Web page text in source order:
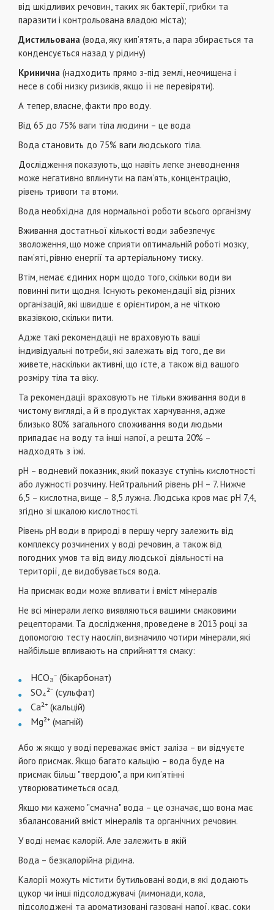
від шкідливих речовин, таких як бактерії, грибки та
паразити і контрольована владою міста);
Дистильована (вода, яку кип’ятять, а пара збирається та
конденсується назад у рідину)
Кринична (надходить прямо з-під землі, неочищена і
несе в собі низку ризиків, якщо її не перевіряти).
А тепер, власне, факти про воду.
Від 65 до 75% ваги тіла людини – це вода
Вода становить до 75% ваги людського тіла.
Дослідження показують, що навіть легке зневоднення
може негативно вплинути на пам’ять, концентрацію,
рівень тривоги та втоми.
Вода необхідна для нормальної роботи всього організму
Вживання достатньої кількості води забезпечує
зволоження, що може сприяти оптимальній роботі мозку,
пам’яті, рівню енергії та артеріальному тиску.
Втім, немає єдиних норм щодо того, скільки води ви
повинні пити щодня. Існують рекомендації від різних
організацій, які швидше є орієнтиром, а не чіткою
вказівкою, скільки пити.
Адже такі рекомендації не враховують ваші
індивідуальні потреби, які залежать від того, де ви
живете, наскільки активні, що їсте, а також від вашого
розміру тіла та віку.
Та рекомендації враховують не тільки вживання води в
чистому вигляді, а й в продуктах харчування, адже
близько 80% загального споживання води людьми
припадає на воду та інші напої, а решта 20% –
надходять з їжі.
pH – водневий показник, який показує ступінь кислотності
або лужності розчину. Нейтральний рівень рН – 7. Нижче
6,5 – кислотна, вище – 8,5 лужна. Людська кров має рН 7,4,
згідно зі шкалою кислотності.
Рівень рН води в природі в першу чергу залежить від
комплексу розчинених у воді речовин, а також від
погодних умов та від виду людської діяльності на
території, де видобувається вода.
На присмак води може впливати і вміст мінералів
Не всі мінерали легко виявляються вашими смаковими
рецепторами. Та дослідження, проведене в 2013 році за
допомогою тесту наосліп, визначило чотири мінерали, які
найбільше впливають на сприйняття смаку:
HCO₃⁻ (бікарбонат)
SO₄²⁻ (сульфат)
Ca²⁺ (кальцій)
Mg²⁺ (магній)
Або ж якщо у воді переважає вміст заліза – ви відчуєте
його присмак. Якщо багато кальцію – вода буде на
присмак більш "твердою", а при кип’ятінні
утворюватиметься осад.
Якщо ми кажемо "смачна" вода – це означає, що вона має
збалансований вміст мінералів та органічних речовин.
У воді немає калорій. Але залежить в якій
Вода – безкалорійна рідина.
Калорії можуть містити бутильовані води, в які додають
цукор чи інші підсолоджувачі (лимонади, кола,
підсолоджені та ароматизовані газовані напої, квас, соки